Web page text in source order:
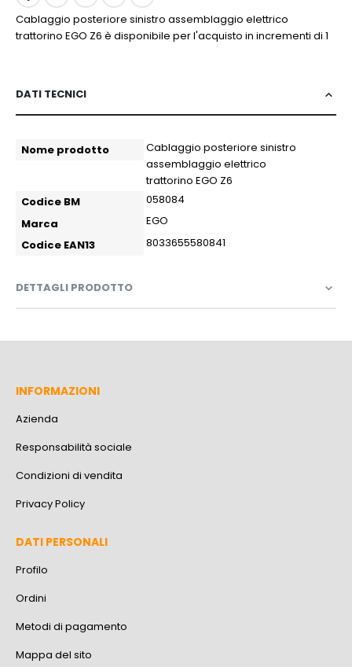
Cablaggio posteriore sinistro assemblaggio elettrico
trattorino EGO Z6 è disponibile per l'acquisto in incrementi di 1
DATI TECNICI
More
Information
Nome prodotto
Cablaggio posteriore sinistro
assemblaggio elettrico
trattorino EGO Z6
Codice BM
058084
Marca
EGO
Codice EAN13
8033655580841
DETTAGLI PRODOTTO
INFORMAZIONI
Azienda
Responsabilità sociale
Condizioni di vendita
Privacy Policy
DATI PERSONALI
Profilo
Ordini
Metodi di pagamento
Mappa del sito